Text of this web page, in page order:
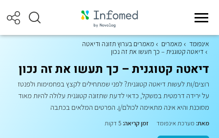
אינפומד מאמרים
מאמרים בערוץ תזונה ודיאטה
דיאטה קטוגנית – כך תעשו את זה נכון
דיאטה קטוגנית – כך תעשו את זה נכון
רוצים/ות לעשות דיאטה קטוגנית? לפני שמתחילים לקצץ בפחמימות ולפנטז
על ירידה דרמטית במשקל, כדאי לדעת שתזונה קטוגנית עלולה להיות מאוד
מסוכנת והיא אינה מתאימה לכולם/ן. הפרטים המלאים בכתבה
מאת: מערכת אינפומד זמן קריאה: